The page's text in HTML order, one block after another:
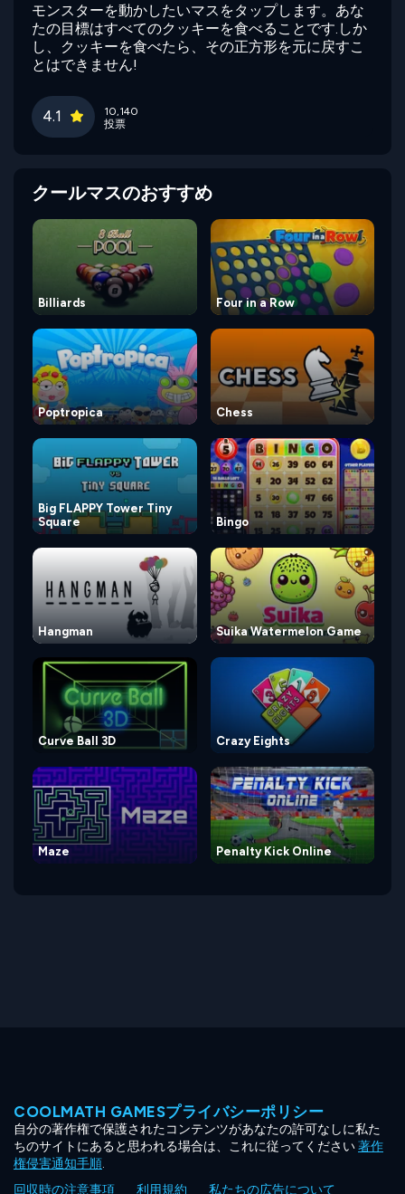
モンスターを動かしたいマスをタップします。あな
たの目標はすべてのクッキーを食べることです.しか
し、クッキーを食べたら、その正方形を元に戻すこ
とはできません!
4.1
10,140
投票
クールマスのおすすめ
Billiards Four in a Row
Poptropica Chess
Big FLAPPY Tower Tiny
Square
Bingo
Hangman Suika Watermelon Game
Curve Ball 3D Crazy Eights
Maze Penalty Kick Online
COOLMATH GAMESプライバシーポリシー
自分の著作権で保護されたコンテンツがあなたの許可なしに私た
ちのサイトにあると思われる場合は、これに従ってください著作
権侵害通知手順.
回収時の注意事項
利用規約
私たちの広告について